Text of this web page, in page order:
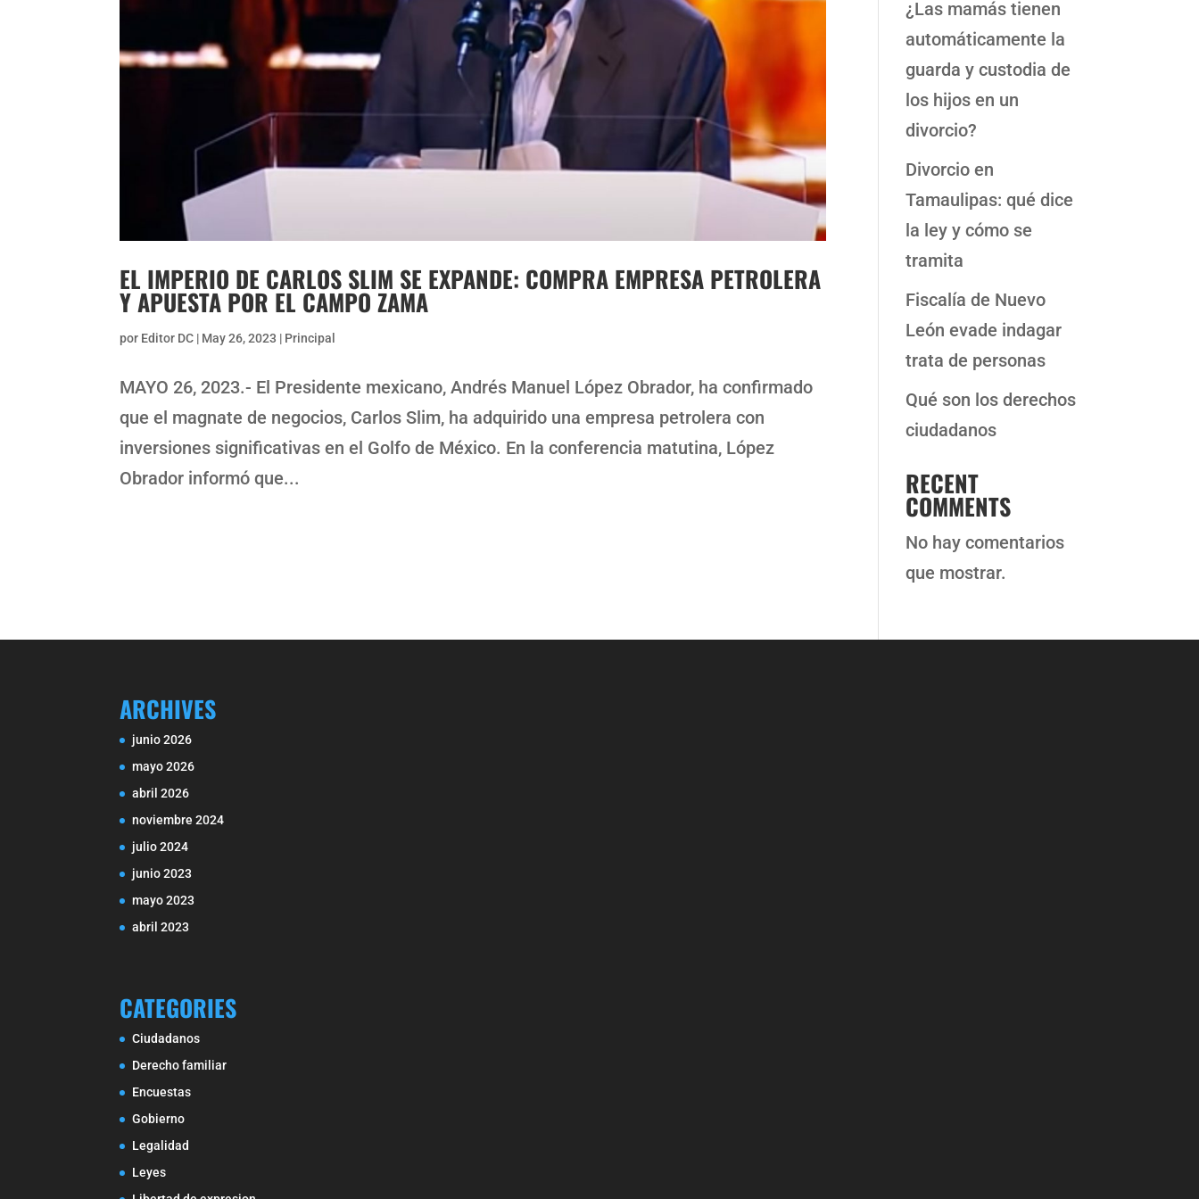
EL IMPERIO DE CARLOS SLIM SE EXPANDE: COMPRA EMPRESA PETROLERA
Y APUESTA POR EL CAMPO ZAMA
por Editor DC | May 26, 2023 | Principal
MAYO 26, 2023.- El Presidente mexicano, Andrés Manuel López Obrador, ha confirmado
que el magnate de negocios, Carlos Slim, ha adquirido una empresa petrolera con
inversiones significativas en el Golfo de México. En la conferencia matutina, López
Obrador informó que...
¿Las mamás tienen
automáticamente la
guarda y custodia de
los hijos en un
divorcio?
Divorcio en
Tamaulipas: qué dice
la ley y cómo se
tramita
Fiscalía de Nuevo
León evade indagar
trata de personas
Qué son los derechos
ciudadanos
RECENT
COMMENTS
No hay comentarios
que mostrar.
ARCHIVES
junio 2026
mayo 2026
abril 2026
noviembre 2024
julio 2024
junio 2023
mayo 2023
abril 2023
CATEGORIES
Ciudadanos
Derecho familiar
Encuestas
Gobierno
Legalidad
Leyes